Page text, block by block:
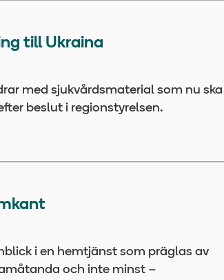
till Ukraina
med sjukvårdsmaterial som nu ska
beslut i regionstyrelsen.
i en hemtjänst som präglas av
och inte minst –